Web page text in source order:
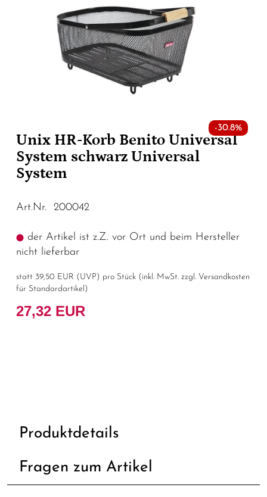
-30.8%
Unix HR-Korb Benito Universal
System schwarz Universal
System
Art.Nr. 200042
der Artikel ist z.Z. vor Ort und beim Hersteller
nicht lieferbar
statt 39,50 EUR ( UVP ) pro Stück (inkl. MwSt. zzgl. Versandkosten
für Standardartikel )
27,32 EUR
Produktdetails
Fragen zum Artikel